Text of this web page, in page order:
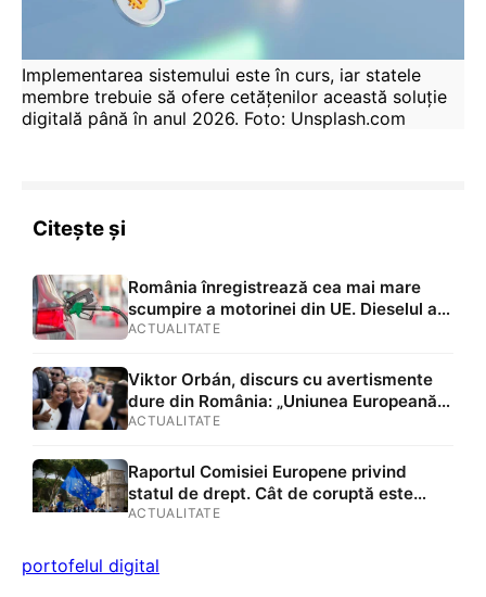
Implementarea sistemului este în curs, iar statele
membre trebuie să ofere cetățenilor această soluție
digitală până în anul 2026. Foto: Unsplash.com
Citește și
România înregistrează cea mai mare
scumpire a motorinei din UE. Dieselul a
trecut de 10,5 lei/litru, iar motorina
ACTUALITATE
Viktor Orbán, discurs cu avertismente
dure din România: „Uniunea Europeană
nu va mai exista peste 25 de ani”
ACTUALITATE
Raportul Comisiei Europene privind
statul de drept. Cât de coruptă este
Europa și ce se întâmplă cu libertatea
ACTUALITATE
portofelul digital